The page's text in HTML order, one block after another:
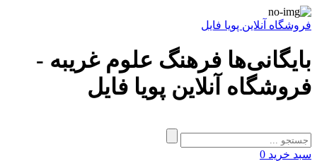
فروشگاه آنلاین پویا فایل
بایگانی‌ها فرهنگ علوم غریبه -
فروشگاه آنلاین پویا فایل
سبد خرید 0